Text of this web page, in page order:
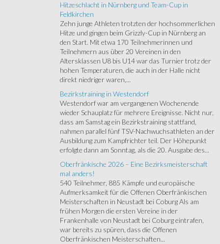
Hitzeschlacht in Nürnberg und Team-Cup in
Feldkirchen
Zehn junge Athleten trotzten der hochsommerlichen
Hitze und gingen beim Grizzly-Cup in Nürnberg an
den Start. Mit etwa 170 Teilnehmerinnen und
Teilnehmern aus über 20 Vereinen in den
Altersklassen U8 bis U14 war das Turnier trotz der
hohen Temperaturen, die auch in der Halle nicht
direkt niedriger waren,...
Bezirkstraining in Westendorf
Westendorf war am vergangenen Wochenende
wieder Schauplatz für mehrere Ereignisse. Nicht nur,
dass am Samstag ein Bezirkstraining stattfand,
nahmen parallel fünf TSV-Nachwuchsathleten an der
Ausbildung zum Kampfrichter teil. Der Höhepunkt
erfolgte dann am Sonntag, als die 20. Ausgabe des...
Oberfränkische 2026 – Eine Bezirksmeisterschaft
mal anders!
540 Teilnehmer, 885 Kämpfe und europäische
Aufmerksamkeit für die Offenen Oberfränkischen
Meisterschaften in Neustadt bei Coburg Als am
frühen Morgen die ersten Vereine in der
Frankenhalle von Neustadt bei Coburg eintrafen,
war bereits zu spüren, dass die Offenen
Oberfränkischen Meisterschaften...